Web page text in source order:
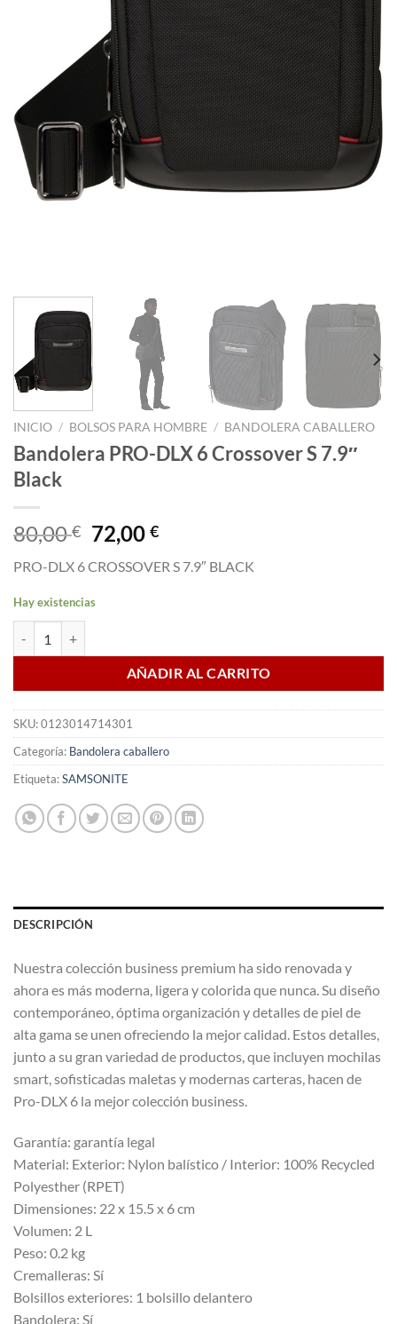
INICIO / BOLSOS PARA HOMBRE / BANDOLERA CABALLERO
Bandolera PRO-DLX 6 Crossover S 7.9″
Black
80,00€ El
precio
original
era:
72,00€El
actual
PRO-DLX 6 CROSSOVER S 7.9″ BLACK
Hay existencias
AÑADIR AL CARRITO
SKU:0123014714301
Categoría: Bandolera caballero
Etiqueta:SAMSONITE
DESCRIPCIÓN
Nuestra colección business premium ha sido renovada y
ahora es más moderna, ligera y colorida que nunca. Su diseño
contemporáneo, óptima organización y detalles de piel de
alta gama se unen ofreciendo la mejor calidad. Estos detalles,
junto a su gran variedad de productos, que incluyen mochilas
smart, sofisticadas maletas y modernas carteras, hacen de
Pro-DLX 6 la mejor colección business.
Garantía: garantía legal
Material: Exterior: Nylon balístico / Interior: 100% Recycled
Polyesther (RPET)
Dimensiones: 22 x 15.5 x 6 cm
Volumen: 2 L
Peso: 0.2 kg
Cremalleras: Sí
Bolsillos exteriores: 1 bolsillo delantero
Bandolera: Sí